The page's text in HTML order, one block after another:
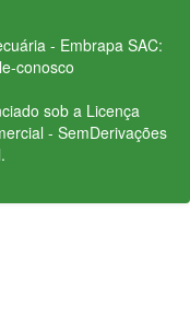
- Embrapa SAC:
conosco
sob a Licença
- SemDerivações